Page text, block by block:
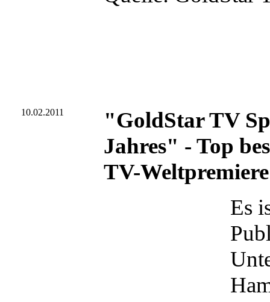
10.02.2011
"GoldStar TV
Jahres" - Top
TV-Weltpremiere
Es